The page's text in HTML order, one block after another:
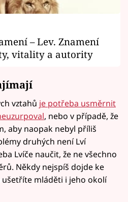
– Lev. Znamení
vitality a autority
vztahů je potřeba usměrnit
, nebo v případě, že
aby naopak nebyl příliš
druhých není Lví
Lvíče naučit, že ne všechno
Někdy nejspíš dojde ke
mláděti i jeho okolí